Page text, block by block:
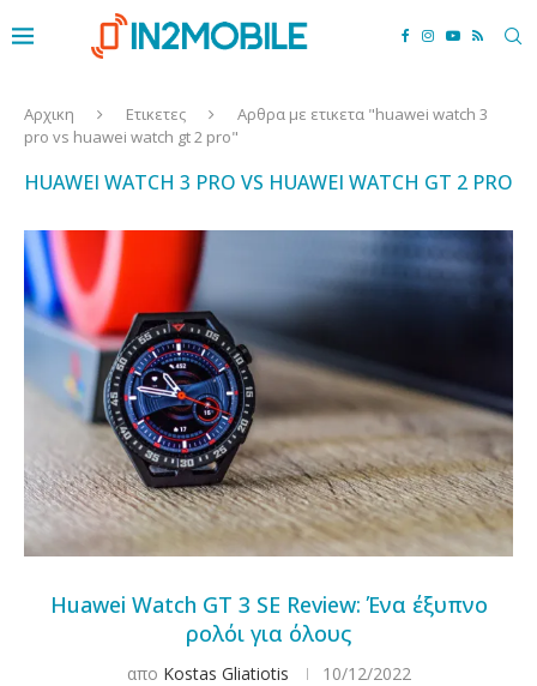
Αρχικη Ετικετες
Αρθρα με ετικετα "huawei watch 3
pro vs huawei watch gt 2 pro"
HUAWEI WATCH 3 PRO VS HUAWEI WATCH GT 2 PRO
Huawei Watch GT 3 SE Review: Ένα έξυπνο
ρολόι για όλους
απο Kostas Gliatiotis 10/12/2022